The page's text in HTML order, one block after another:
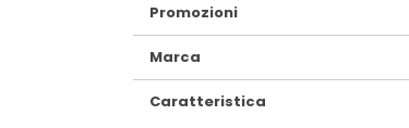
Promozioni
Marca
Caratteristica